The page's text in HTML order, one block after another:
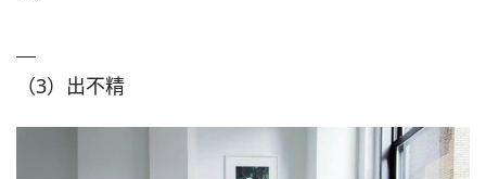
（3）出不精